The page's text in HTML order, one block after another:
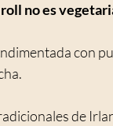
no es
con
de